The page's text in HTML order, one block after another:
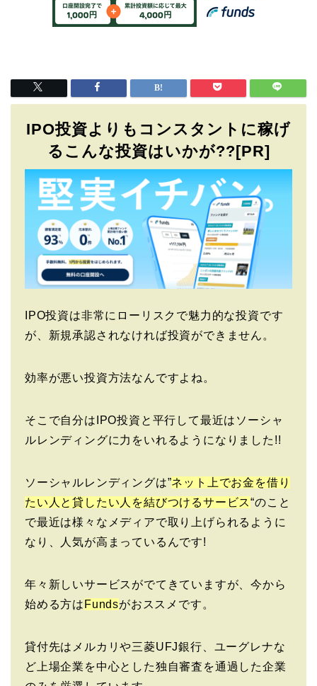
IPO投資よりもコンスタントに稼げ
るこんな投資はいかが??[PR]
IPO投資は非常にローリスクで魅力的な投資です
が、新規承認されなければ投資ができません。
効率が悪い投資方法なんですよね。
そこで自分はIPO投資と平行して最近はソーシャ
ルレンディングに力をいれるようになりました!!
ソーシャルレンディングは”ネット上でお金を借り
たい人と貸したい人を結びつけるサービス“のこと
で最近は様々なメディアで取り上げられるように
なり、人気が高まっているんです!
年々新しいサービスがでてきていますが、今から
始める方は Fundsがおススメです。
貸付先はメルカリや三菱UFJ銀行、ユーグレナな
ど上場企業を中心とした独自審査を通過した企業